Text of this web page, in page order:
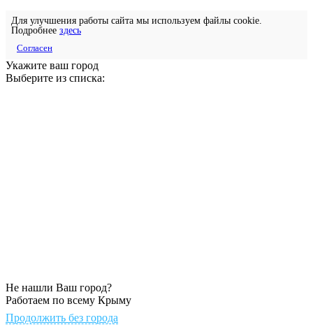
Для улучшения работы сайта мы используем файлы cookie.
Подробнее здесь
Согласен
Укажите ваш город
Выберите из списка:
Не нашли Ваш город?
Работаем по всему Крыму
Продолжить без города